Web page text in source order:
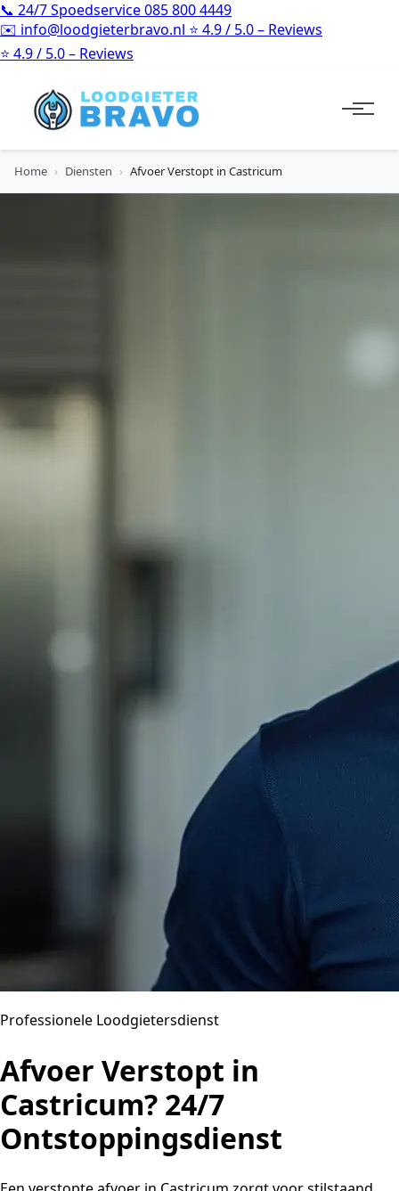
📞 24/7 Spoedservice085 800 4449
✉️ info@loodgieterbravo.nl ⭐ 4.9 / 5.0 – Reviews
⭐ 4.9 / 5.0 – Reviews
Home › Diensten › Afvoer Verstopt in Castricum
Professionele Loodgietersdienst
Afvoer Verstopt in
Castricum? 24/7
Ontstoppingsdienst